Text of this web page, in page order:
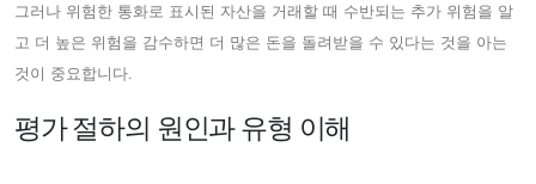
그러나 위험한 통화로 표시된 자산을 거래할 때 수반되는 추가 위험을 알
고 더 높은 위험을 감수하면 더 많은 돈을 돌려받을 수 있다는 것을 아는
것이 중요합니다.
평가 절하의 원인과 유형 이해